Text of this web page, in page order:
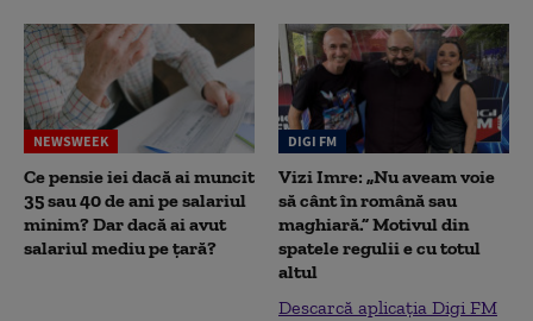
NEWSWEEK
Ce pensie iei dacă ai muncit
35 sau 40 de ani pe salariul
minim? Dar dacă ai avut
salariul mediu pe țară?
DIGI FM
Vizi Imre: „Nu aveam voie
să cânt în română sau
maghiară.” Motivul din
spatele regulii e cu totul
altul
Descarcă aplicația Digi FM